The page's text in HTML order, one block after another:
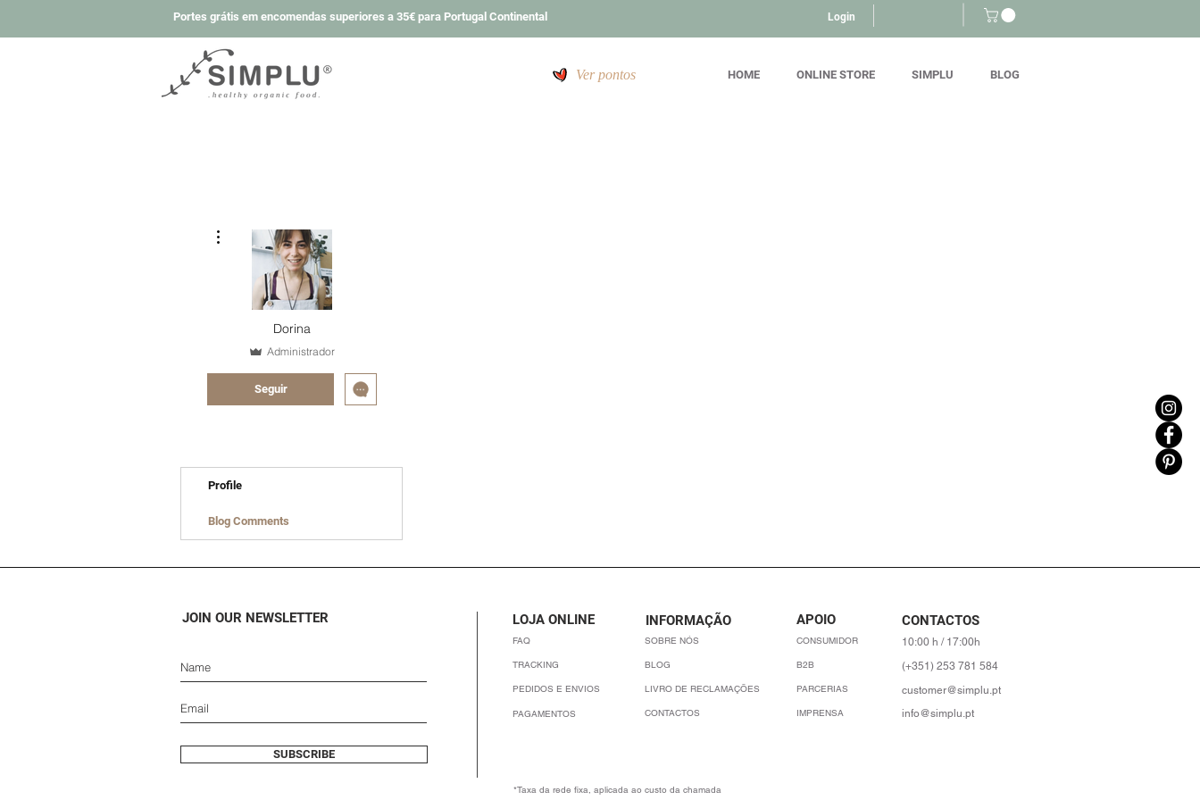
Portes grátis em encomendas superiores a 35€ para Portugal Continental Login
Ver pontos HOME ONLINE STORE SIMPLU BLOG
Dorina
Administrador
Seguir
Profile
Blog Comments
JOIN OUR NEWSLETTER
SUBSCRIBE
LOJA ONLINE
FAQ
TRACKING
PEDIDOS E ENVIOS
PAGAMENTOS
INFORMAÇÃO
SOBRE NÓS
BLOG
LIVRO DE RECLAMAÇÕES
CONTACTOS
APOIO
CONSUMIDOR
B2B
PARCERIAS
IMPRENSA
CONTACTOS
10:00 h / 17:00h
(+351) 253 781 584
customer@simplu.pt
info@simplu.pt
*Taxa da rede fixa, aplicada ao custo da chamada